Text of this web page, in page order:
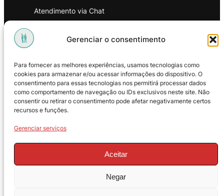
Gerenciar o consentimento
Para fornecer as melhores experiências, usamos tecnologias como
cookies para armazenar e/ou acessar informações do dispositivo. O
consentimento para essas tecnologias nos permitirá processar dados
como comportamento de navegação ou IDs exclusivos neste site. Não
consentir ou retirar o consentimento pode afetar negativamente certos
recursos e funções.
Gerenciar serviços
Aceitar
Negar
Atendimento via Chat
Política de Privacidade
Política de Troca e Devoluções
Política de Reembolso